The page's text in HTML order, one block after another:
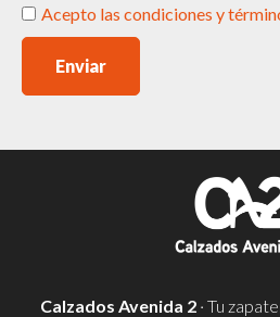
Acepto las condiciones y
Enviar
Calzados Avenida 2 · Tu